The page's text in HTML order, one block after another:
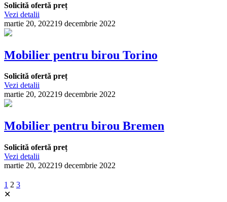
Solicită ofertă preț
Vezi detalii
martie 20, 202219 decembrie 2022
Mobilier pentru birou Torino
Solicită ofertă preț
Vezi detalii
martie 20, 202219 decembrie 2022
Mobilier pentru birou Bremen
Solicită ofertă preț
Vezi detalii
martie 20, 202219 decembrie 2022
1 2 3
✕